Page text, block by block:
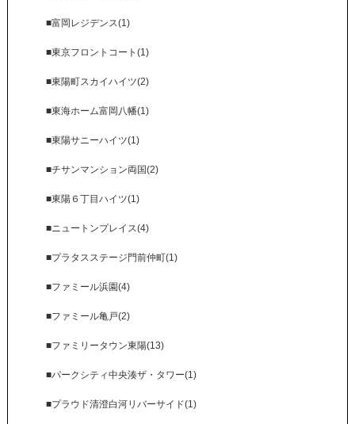
■富岡レジデンス(1)
■東京フロントコート(1)
■東陽町スカイハイツ(2)
■東海ホーム富岡八幡(1)
■東陽サニーハイツ(1)
■チサンマンション両国(2)
■東陽６丁目ハイツ(1)
■ニュートンプレイス(4)
■プラタスステージ門前仲町(1)
■ファミール浜園(4)
■ファミール亀戸(2)
■ファミリータウン東陽(13)
■パークシティ中央湊ザ・タワー(1)
■プラウド清澄白河リバーサイド(1)